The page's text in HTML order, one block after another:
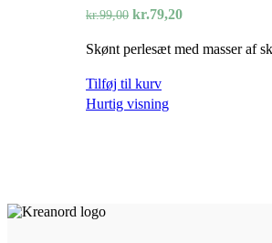
kr.99,00 Den
pris
kr.99,00.
kr.79,20Den
pris
Skønt perlesæt med masser af
Tilføj til kurv
Hurtig visning